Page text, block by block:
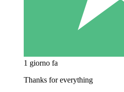
1 giorno fa
Thanks for everything